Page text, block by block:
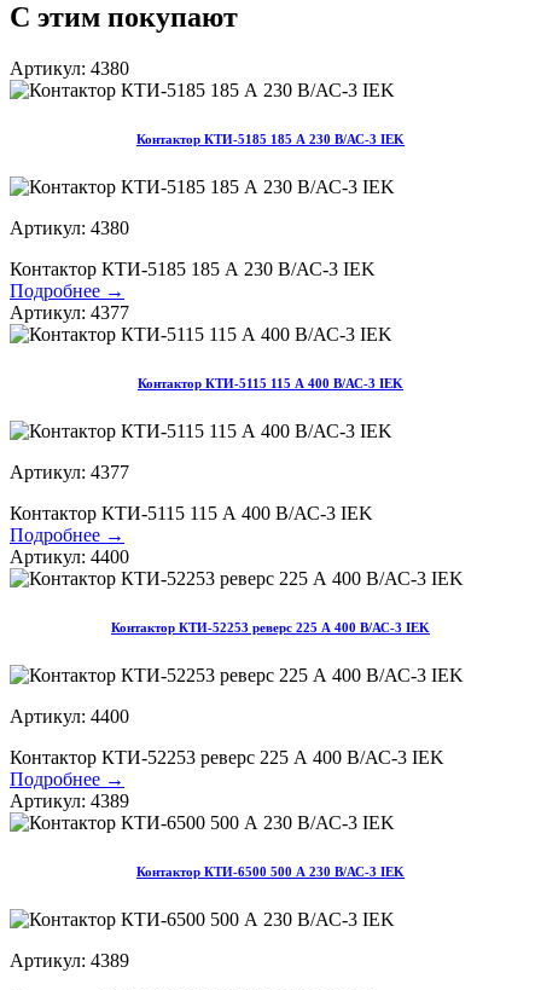
С этим покупают
Артикул: 4380
Контактор КТИ-5185 185 А 230 В/АС-3 IEK
Артикул: 4380
Контактор КТИ-5185 185 А 230 В/АС-3 IEK
Подробнее →
Артикул: 4377
Контактор КТИ-5115 115 А 400 В/АС-3 IEK
Артикул: 4377
Контактор КТИ-5115 115 А 400 В/АС-3 IEK
Подробнее →
Артикул: 4400
Контактор КТИ-52253 реверс 225 А 400 В/АС-3 IEK
Артикул: 4400
Контактор КТИ-52253 реверс 225 А 400 В/АС-3 IEK
Подробнее →
Артикул: 4389
Контактор КТИ-6500 500 А 230 В/АС-3 IEK
Артикул: 4389